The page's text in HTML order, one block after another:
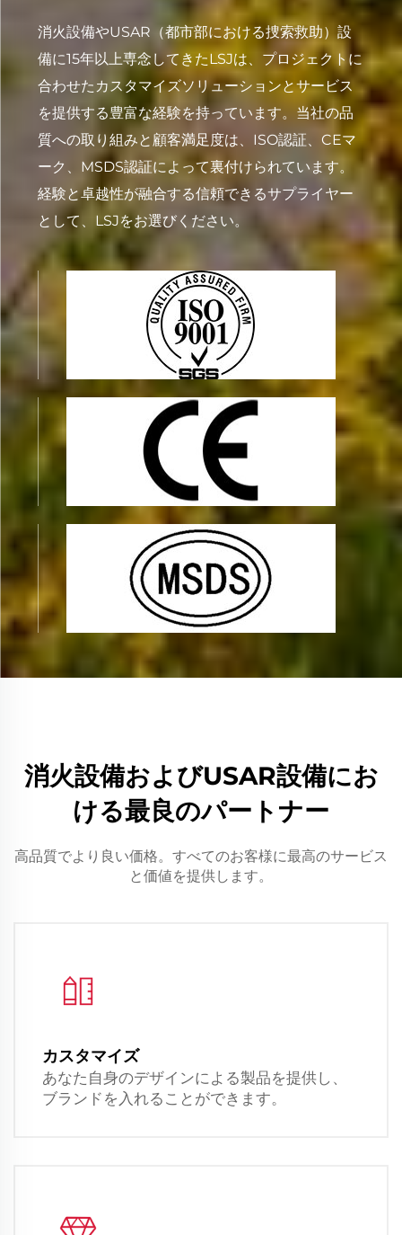
消火設備やUSAR（都市部における捜索救助）設
備に15年以上専念してきたLSJは、プロジェクトに
合わせたカスタマイズソリューションとサービス
を提供する豊富な経験を持っています。当社の品
質への取り組みと顧客満足度は、ISO認証、CEマ
ーク、MSDS認証によって裏付けられています。
経験と卓越性が融合する信頼できるサプライヤー
として、LSJをお選びください。
消火設備およびUSAR設備にお
ける最良のパートナー
高品質でより良い価格。すべてのお客様に最高のサービス
と価値を提供します。
カスタマイズ
あなた自身のデザインによる製品を提供し、
ブランドを入れることができます。